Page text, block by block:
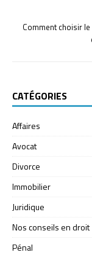
Comment choisir
CATÉGORIES
Affaires
Avocat
Divorce
Immobilier
Juridique
Nos conseils en droit
Pénal